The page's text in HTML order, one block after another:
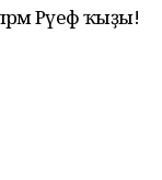
Рәүеф ҡыҙы!